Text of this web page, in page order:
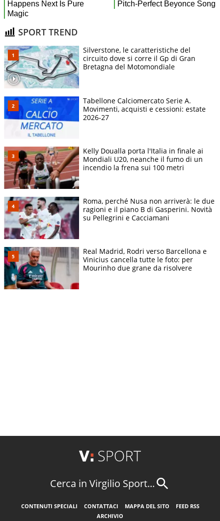
SPORT TREND
Silverstone, le caratteristiche del
circuito dove si corre il Gp di Gran
Bretagna del Motomondiale
Tabellone Calciomercato Serie A.
Movimenti, acquisti e cessioni: estate
2026-27
Kelly Doualla porta l'Italia in finale ai
Mondiali U20, neanche il fumo di un
incendio la frena sui 100 metri
Roma, perché Nusa non arriverà: le due
ragioni e il piano B di Gasperini. Novità
su Pellegrini e Cacciamani
Real Madrid, Rodri verso Barcellona e
Vinicius cancella tutte le foto: per
Mourinho due grane da risolvere
Cerca in Virgilio Sport...
CONTENUTI SPECIALI CONTATTACI MAPPA DEL SITO
FEED RSS
ARCHIVIO